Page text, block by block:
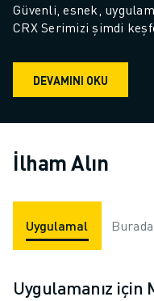
Güvenli, esnek,
CRX Serimizi şimdi
DEVAMINI OKU
İlham Alın
Uygulamalar
Uygulamanız için